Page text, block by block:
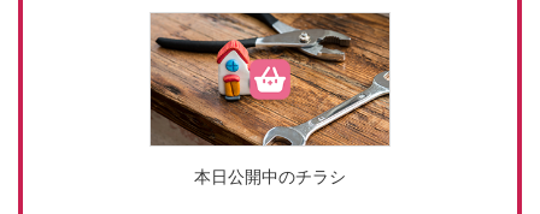
本日公開中のチラシ